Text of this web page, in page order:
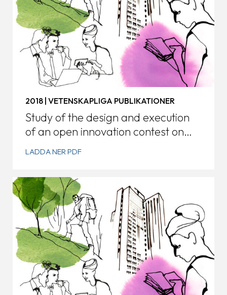
Study of the design and execution
of an open innovation contest on
visualization designs in the tourism
2018 | VETENSKAPLIGA PUBLIKATIONER
LADDA NER PDF